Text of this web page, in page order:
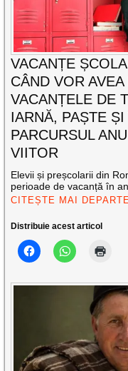
VACANȚE
CÂND VOR AVEA
VACANȚELE DE
IARNĂ, PAȘTE
PARCURSUL
VIITOR
Elevii și preșcolarii din
perioade de vacanță în
CITEȘTE MAI
Distribuie acest articol